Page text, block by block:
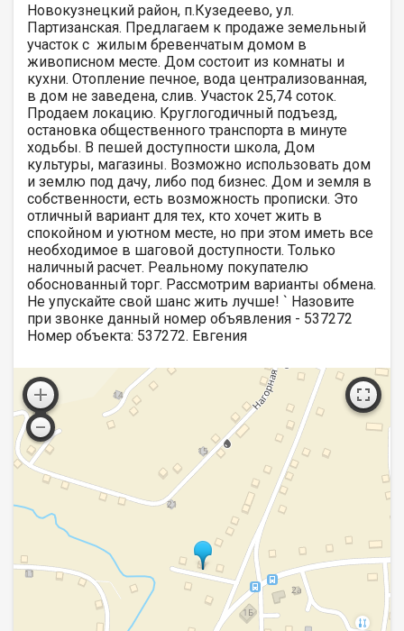
Новокузнецкий район, п.Кузедеево, ул.
Партизанская. Предлагаем к продаже земельный
участок с жилым бревенчатым домом в
живописном месте. Дом состоит из комнаты и
кухни. Отопление печное, вода централизованная,
в дом не заведена, слив. Участок 25,74 соток.
Продаем локацию. Круглогодичный подъезд,
остановка общественного транспорта в минуте
ходьбы. В пешей доступности школа, Дом
культуры, магазины. Возможно использовать дом
и землю под дачу, либо под бизнес. Дом и земля в
собственности, есть возможность прописки. Это
отличный вариант для тех, кто хочет жить в
спокойном и уютном месте, но при этом иметь все
необходимое в шаговой доступности. Только
наличный расчет. Реальному покупателю
обоснованный торг. Рассмотрим варианты обмена.
Не упускайте свой шанс жить лучше! ` Назовите
при звонке данный номер объявления - 537272
Номер объекта: 537272. Евгения